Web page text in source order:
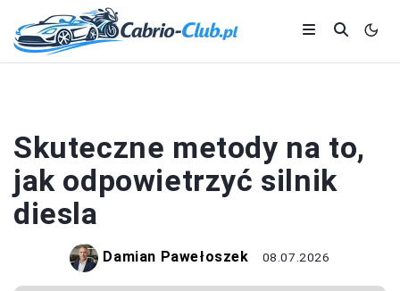
Skuteczne metody na to,
jak odpowietrzyć silnik
diesla
Damian Pawełoszek 08.07.2026